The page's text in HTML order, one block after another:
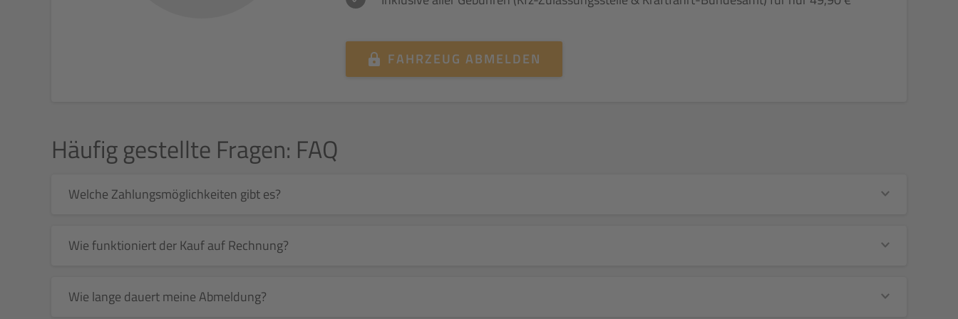
FAHRZEUG ABMELDEN
Häufig gestellte Fragen: FAQ
Welche Zahlungsmöglichkeiten gibt es?
Wie funktioniert der Kauf auf Rechnung?
Wie lange dauert meine Abmeldung?